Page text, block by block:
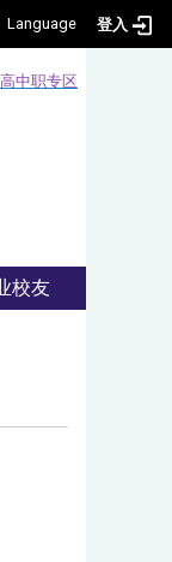
Language 登入
高中职专区
校友